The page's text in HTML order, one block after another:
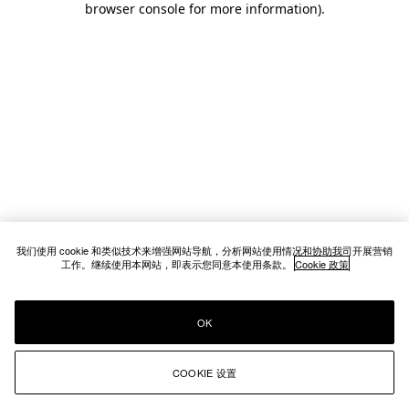
browser console for more information).
我们使用 cookie 和类似技术来增强网站导航，分析网站使用情况和协助我司开展营销
工作。继续使用本网站，即表示您同意本使用条款。 Cookie 政策
COOKIE 设置
OK